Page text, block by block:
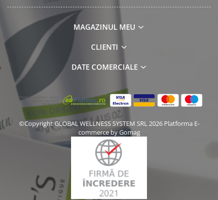
MAGAZINUL MEU
CLIENTI
DATE COMERCIALE
©Copyright GLOBAL WELLNESS SYSTEM SRL 2026 Platforma E-
commerce by Gomag